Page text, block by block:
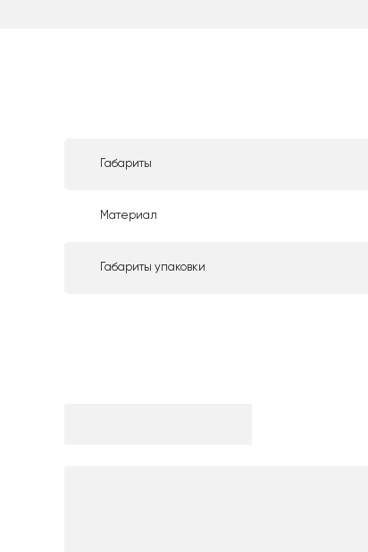
Габариты
Материал
Габариты упаковки